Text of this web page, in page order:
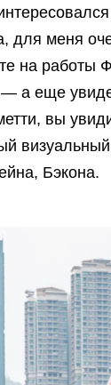
для меня
на работы
— а еще
вы
Бэкона.